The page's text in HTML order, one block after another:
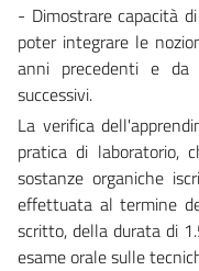
- Dimostrare capacità
poter integrare le
anni precedenti e
successivi.
La verifica
pratica di laboratorio,
sostanze organiche
effettuata al termine
scritto, della durata di
esame orale sulle